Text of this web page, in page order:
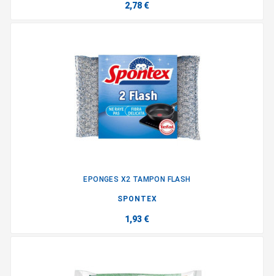
2,78 €
EPONGES X2 TAMPON FLASH
SPONTEX
1,93 €